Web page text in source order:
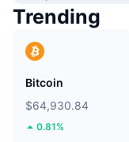
Trending
Bitcoin
$64,930.84
0.81%